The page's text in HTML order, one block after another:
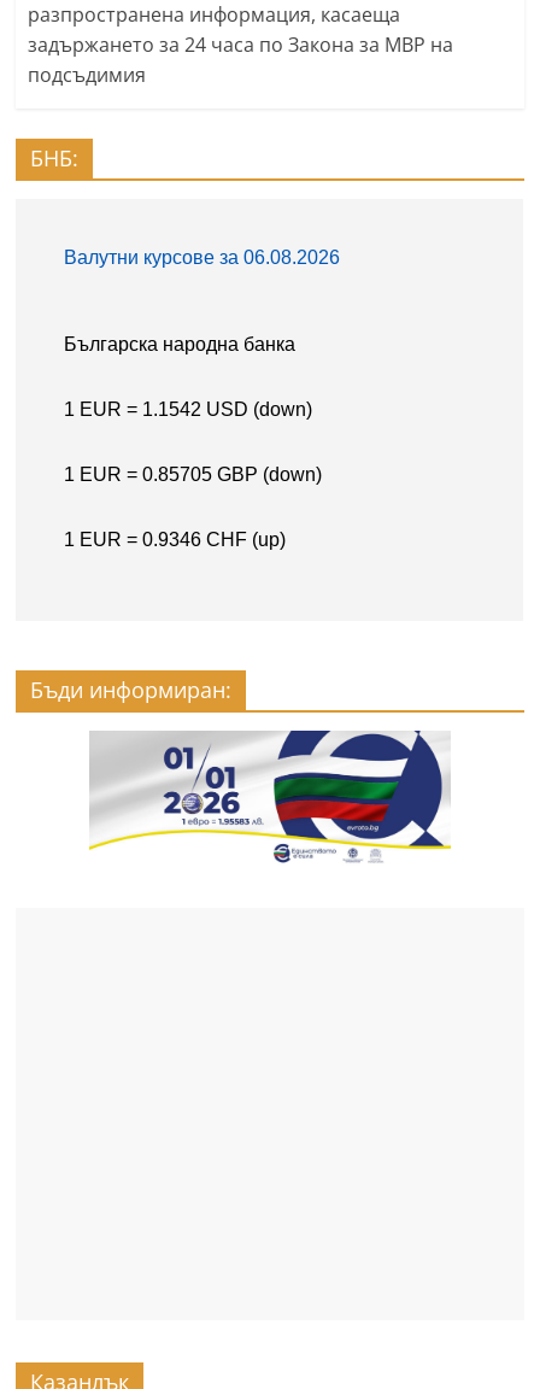
разпространена информация, касаеща
задържането за 24 часа по Закона за МВР на
подсъдимия
БНБ:
Бъди информиран:
Казанлък